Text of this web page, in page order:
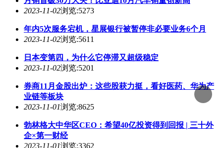
日本变第四，为什么它停滞又超级稳定
券商11月金股出炉：这些股获力挺，看好医药、华为产
业链等板块
2023-11-01浏览:8625
勃林格大中华区CEO：希望40亿投资得到回报 | 三十外
企×第一财经
2023-11-01浏览:3362
让朕来说2句
评论 收藏 点赞 转发